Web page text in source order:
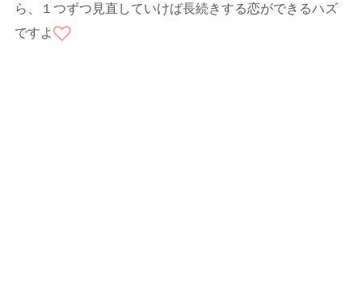
ら、１つずつ見直していけば長続きする恋ができるハズ
ですよ